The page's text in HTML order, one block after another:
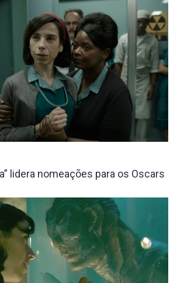
lidera nomeações para os Oscars